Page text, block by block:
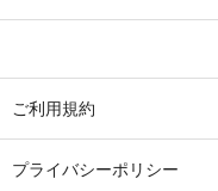
ご利用規約
プライバシーポリシー